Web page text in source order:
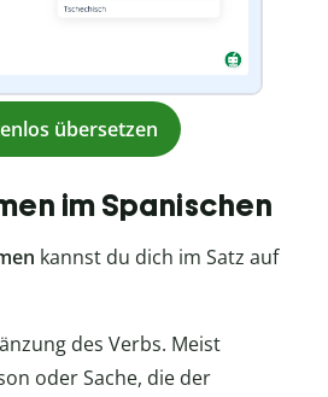
übersetzen
im Spanischen
kannst du dich im Satz auf
des Verbs. Meist
oder Sache, die der